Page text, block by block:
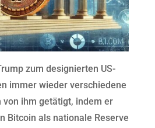
zum designierten US-
immer wieder verschiedene
ihm getätigt, indem er
Bitcoin als nationale Reserve